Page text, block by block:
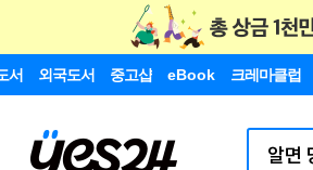
서 외국도서 중고샵 eBook 크레마클럽